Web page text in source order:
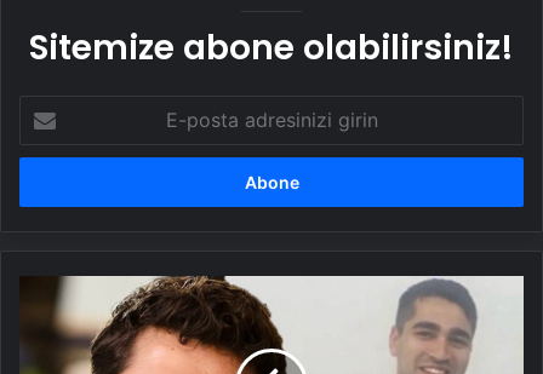
Sitemize abone olabilirsiniz!
posta
adresinizi
Ramazan
Demir'in
askerliÄi